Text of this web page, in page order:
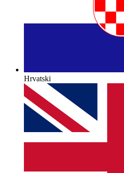
Hrvatski